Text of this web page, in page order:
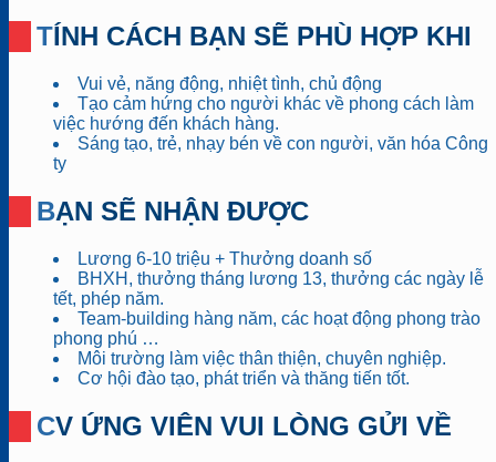
TÍNH CÁCH BẠN SẼ PHÙ HỢP KHI
Vui vẻ, năng động, nhiệt tình, chủ động
Tạo cảm hứng cho người khác về phong cách làm
việc hướng đến khách hàng.
Sáng tạo, trẻ, nhạy bén về con người, văn hóa Công
ty
BẠN SẼ NHẬN ĐƯỢC
Lương 6-10 triệu + Thưởng doanh số
BHXH, thưởng tháng lương 13, thưởng các ngày lễ
tết, phép năm.
Team-building hàng năm, các hoạt động phong trào
phong phú …
Môi trường làm việc thân thiện, chuyên nghiệp.
Cơ hội đào tạo, phát triển và thăng tiến tốt.
CV ỨNG VIÊN VUI LÒNG GỬI VỀ